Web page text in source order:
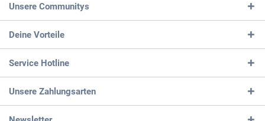
Unsere Communitys
Deine Vorteile
Service Hotline
Unsere Zahlungsarten